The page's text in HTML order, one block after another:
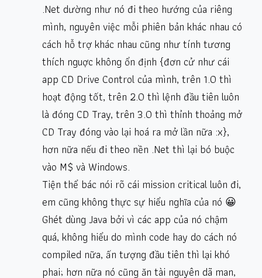
.Net dường như nó đi theo hướng của riêng
mình, nguyên việc mỗi phiên bản khác nhau có
cách hỗ trợ khác nhau cũng như tính tương
thích nguợc không ổn định {đơn cử như cái
app CD Drive Control của mình, trên 1.0 thì
hoạt động tốt, trên 2.0 thì lệnh đầu tiên luôn
là đóng CD Tray, trên 3.0 thì thỉnh thoảng mở
CD Tray đóng vào lại hoá ra mở lần nữa :x},
hơn nữa nếu đi theo nền .Net thì lại bó buộc
vào M$ và Windows.
Tiện thể bác nói rõ cái mission critical luôn đi,
em cũng không thực sự hiểu nghĩa của nó 😀
Ghét dùng Java bởi vì các app của nó chậm
quá, không hiểu do mình code hay do cách nó
compiled nữa, ấn tượng đầu tiên thì lại khó
phai; hơn nữa nó cũng ăn tài nguyên dã man,